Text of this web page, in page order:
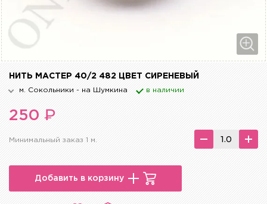
НИТЬ МАСТЕР 40/2 482 ЦВЕТ СИРЕНЕВЫЙ
м. Сокольники - на Шумкина в наличии
250 ₽
Минимальный заказ 1 м.
Добавить в корзину